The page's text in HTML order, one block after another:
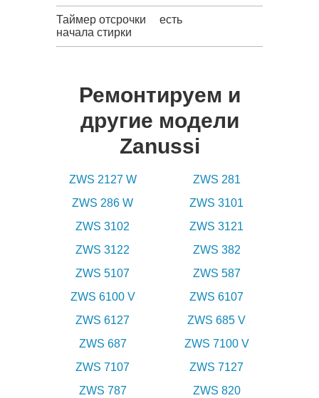
Таймер отсрочки
начала стирки
есть
Ремонтируем и
другие модели
Zanussi
ZWS 2127 W
ZWS 281
ZWS 286 W
ZWS 3101
ZWS 3102
ZWS 3121
ZWS 3122
ZWS 382
ZWS 5107
ZWS 587
ZWS 6100 V
ZWS 6107
ZWS 6127
ZWS 685 V
ZWS 687
ZWS 7100 V
ZWS 7107
ZWS 7127
ZWS 787
ZWS 820